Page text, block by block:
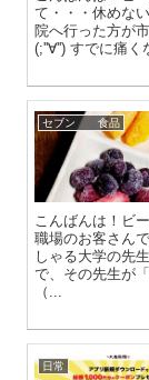
て・・・休めな
院へ行った方が
(;''∀'') すでに痛く
セブン 食品
こんばんは！ビ
職場のお客さん
しゃる大学の先
で、その先生が
（...
日常